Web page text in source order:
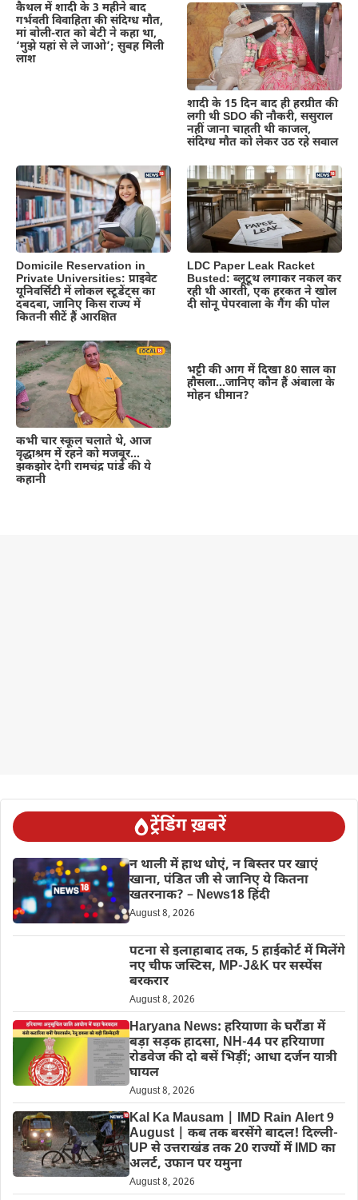
कैथल में शादी के 3 महीने बाद
गर्भवती विवाहिता की संदिग्ध मौत,
मां बोली-रात को बेटी ने कहा था,
‘मुझे यहां से ले जाओ’; सुबह मिली
लाश
शादी के 15 दिन बाद ही हरप्रीत की
लगी थी SDO की नौकरी, ससुराल
नहीं जाना चाहती थी काजल,
संदिग्ध मौत को लेकर उठ रहे सवाल
Domicile Reservation in
Private Universities: प्राइवेट
यूनिवर्सिटी में लोकल स्टूडेंट्स का
दबदबा, जानिए किस राज्य में
कितनी सीटें हैं आरक्षित
LDC Paper Leak Racket
Busted: ब्लूटूथ लगाकर नकल कर
रही थी आरती, एक हरकत ने खोल
दी सोनू पेपरवाला के गैंग की पोल
कभी चार स्कूल चलाते थे, आज
वृद्धाश्रम में रहने को मजबूर…
झकझोर देगी रामचंद्र पांडे की ये
कहानी
भट्टी की आग में दिखा 80 साल का
हौसला…जानिए कौन हैं अंबाला के
मोहन धीमान?
ट्रेंडिंग ख़बरें
न थाली में हाथ धोएं, न बिस्तर पर खाएं
खाना, पंडित जी से जानिए ये कितना
खतरनाक? – News18 हिंदी
August 8, 2026
पटना से इलाहाबाद तक, 5 हाईकोर्ट में मिलेंगे
नए चीफ जस्टिस, MP-J&K पर सस्पेंस
बरकरार
August 8, 2026
Haryana News: हरियाणा के घरौंडा में
बड़ा सड़क हादसा, NH-44 पर हरियाणा
रोडवेज की दो बसें भिड़ीं; आधा दर्जन यात्री
घायल
August 8, 2026
Kal Ka Mausam | IMD Rain Alert 9
August | कब तक बरसेंगे बादल! दिल्ली-
UP से उत्तराखंड तक 20 राज्यों में IMD का
अलर्ट, उफान पर यमुना
August 8, 2026